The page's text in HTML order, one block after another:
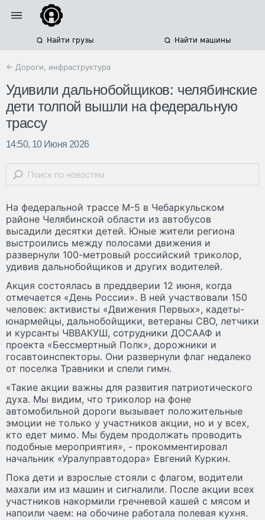
Найти грузы Найти машины
← Дороги, инфраструктура
Удивили дальнобойщиков: челябинские
дети толпой вышли на федеральную
трассу
14:50, 10 Июня 2026
На федеральной трассе М-5 в Чебаркульском
районе Челябинской области из автобусов
высадили десятки детей. Юные жители региона
выстроились между полосами движения и
развернули 100-метровый российский триколор,
удивив дальнобойщиков и других водителей.
Акция состоялась в преддверии 12 июня, когда
отмечается «День России». В ней участвовали 150
человек: активисты «Движения Первых», кадеты-
юнармейцы, дальнобойщики, ветераны СВО, летчики
и курсанты ЧВВАКУШ, сотрудники ДОСААФ и
проекта «Бессмертный Полк», дорожники и
госавтоинспекторы. Они развернули флаг недалеко
от поселка Травники и спели гимн.
«Такие акции важны для развития патриотического
духа. Мы видим, что триколор на фоне
автомобильной дороги вызывает положительные
эмоции не только у участников акции, но и у всех,
кто едет мимо. Мы будем продолжать проводить
подобные мероприятия», - прокомментировал
начальник «Уралуправтодора» Евгений Куркин.
Пока дети и взрослые стояли с флагом, водители
махали им из машин и сигналили. После акции всех
участников накормили гречневой кашей с мясом и
напоили чаем: на обочине работала полевая кухня.